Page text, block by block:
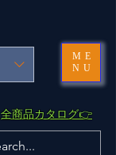
ME
NU
​全商品カタログ👉